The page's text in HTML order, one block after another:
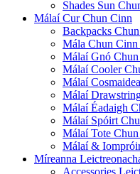
Shades Sun
Málaí Cur Chun Cinn
Backpacks
Mála Chun Cinn
Málaí Gnó
Málaí Cooler
Málaí
Málaí
Málaí Éadaigh
Málaí Spóirt
Málaí Tote
Málaí &
Míreanna
Accessories